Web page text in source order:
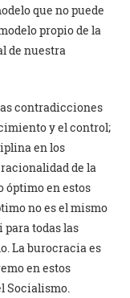
que no puede
propio de la
de nuestra
contradicciones
y el control;
en los
de la
óptimo en estos
no es el mismo
para todas las
La burocracia es
en estos
Socialismo.